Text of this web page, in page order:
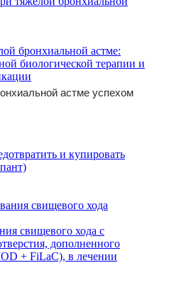
бронхиальной астме:
биологической терапии и
астме успехом
свищевого хода с
дополненного
+ FiLaC), в лечении